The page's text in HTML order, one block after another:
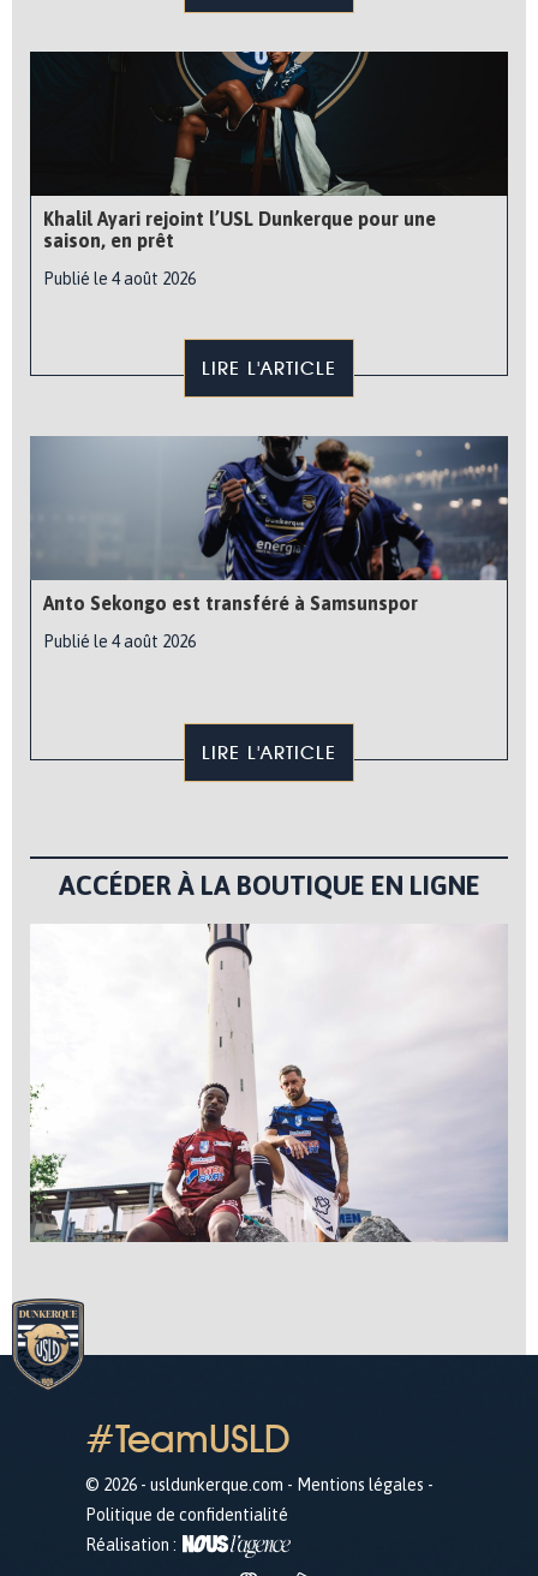
Khalil Ayari rejoint l’USL Dunkerque pour une
saison, en prêt
Publié le 4 août 2026
LIRE L'ARTICLE
Anto Sekongo est transféré à Samsunspor
Publié le 4 août 2026
LIRE L'ARTICLE
ACCÉDER À LA BOUTIQUE EN LIGNE
#TeamUSLD
© 2026 - usldunkerque.com - Mentions légales -
Politique de confidentialité
Réalisation :